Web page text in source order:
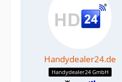
Handydealer24.de
Handydealer24 GmbH